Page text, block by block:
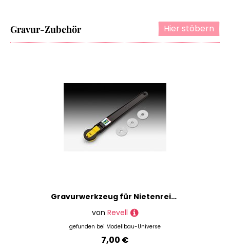
Hier stöbern
Gravur-Zubehör
Gravurwerkzeug für Nietenreihen
von Revell
gefunden bei Modellbau-Universe
7,00 €